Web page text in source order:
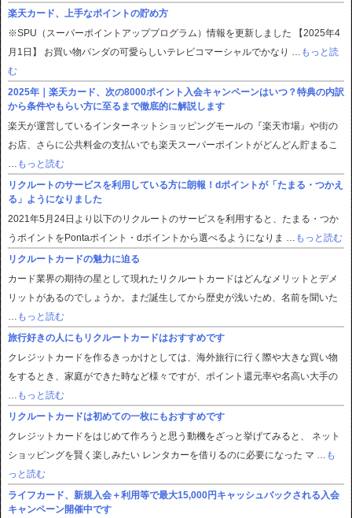
楽天カード、上手なポイントの貯め方
※SPU（スーパーポイントアッププログラム）情報を更新しました 【2025年4
月1日】 お買い物パンダの可愛らしいテレビコマーシャルでかなり …
もっと読
む
2025年｜楽天カード、次の8000ポイント入会キャンペーンはいつ？特典の内訳
から条件やもらい方に至るまで徹底的に解説します
楽天が運営しているインターネットショッピングモールの『楽天市場』や街の
お店、さらに公共料金の支払いでも楽天スーパーポイントがどんどん貯まるこ
もっと読む
リクルートのサービスを利用している方に朗報！dポイントが「たまる・つかえ
る」ようになりました
2021年5月24日より以下のリクルートのサービスを利用すると、たまる・つか
うポイントをPontaポイント・dポイントから選べるようになりま …
もっと読む
リクルートカードの魅力に迫る
カード業界の期待の星として現れたリクルートカードはどんなメリットとデメ
リットがあるのでしょうか。まだ誕生してから歴史が浅いため、名前を聞いた
もっと読む
旅行好きの人にもリクルートカードはおすすめです
クレジットカードを作るきっかけとしては、海外旅行に行く際や大きな買い物
をするとき、家庭ができた時など様々ですが、ポイント還元率や名高い大手の
もっと読む
リクルートカードは初めての一枚にもおすすめです
クレジットカードをはじめて作ろうと思う動機をざっと挙げてみると、 ネット
ショッピングを賢く楽しみたい レンタカーを借りるのに必要になった マ …
も
っと読む
ライフカード、新規入会＋利用等で最大15,000円キャッシュバックされる入会
キャンペーン開催中です